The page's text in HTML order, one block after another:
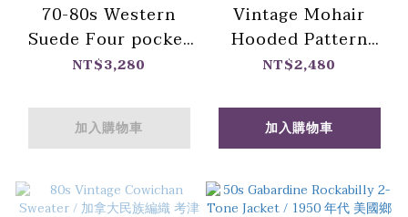
70-80s Western
Suede Four pocket
Jacket/ 美國西部風格
NT$3,280
加入購物車
Vintage Mohair
Hooded Pattern
Jacket/ 美國馬海毛
物圖騰
NT$2,480
加入購物車